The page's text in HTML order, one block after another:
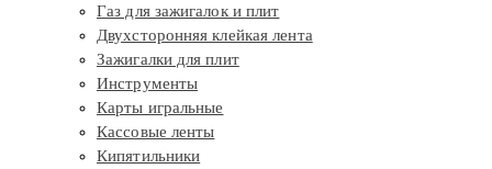
Газ для зажигалок и плит
Двухсторонняя клейкая лента
Зажигалки для плит
Инструменты
Карты игральные
Кассовые ленты
Кипятильники